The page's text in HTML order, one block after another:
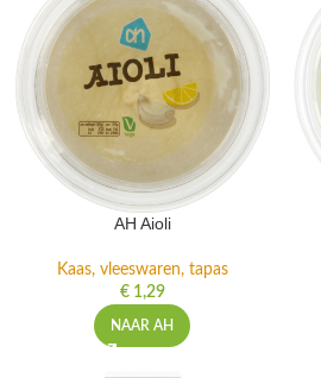
AH Aioli
Kaas, vleeswaren, tapas
€1,29
NAAR AH